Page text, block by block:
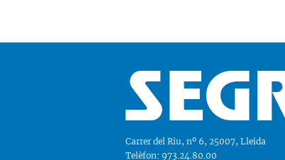
Carrer del Riu, nº 6, 25007, Lleida
Telèfon: 973.24.80.00